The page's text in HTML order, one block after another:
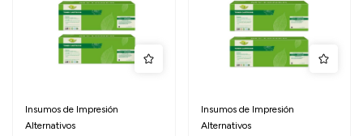
Insumos de Impresión
Alternativos
Insumos de Impresión
Alternativos